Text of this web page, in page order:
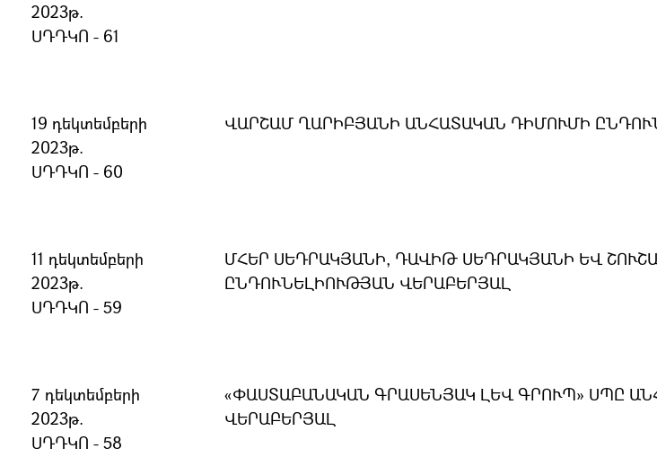
2023թ.
ՍԴԴԿՈ - 61
19 դեկտեմբերի
2023թ.
ՍԴԴԿՈ - 60
ՎԱՐՇԱՄ ՂԱՐԻԲՅԱՆԻ ԱՆՀԱՏԱԿԱՆ ԴԻՄՈՒՄԻ
11 դեկտեմբերի
2023թ.
ՍԴԴԿՈ - 59
ՄՀԵՐ ՍԵԴՐԱԿՅԱՆԻ, ԴԱՎԻԹ ՍԵԴՐԱԿՅԱՆԻ ԵՎ
ԸՆԴՈՒՆԵԼԻՈՒԹՅԱՆ ՎԵՐԱԲԵՐՅԱԼ
7 դեկտեմբերի
2023թ.
ՍԴԴԿՈ - 58
«ՓԱՍՏԱԲԱՆԱԿԱՆ ԳՐԱՍԵՆՅԱԿ ԼԵՎ ԳՐՈՒՊ» ՍՊԸ
ՎԵՐԱԲԵՐՅԱԼ